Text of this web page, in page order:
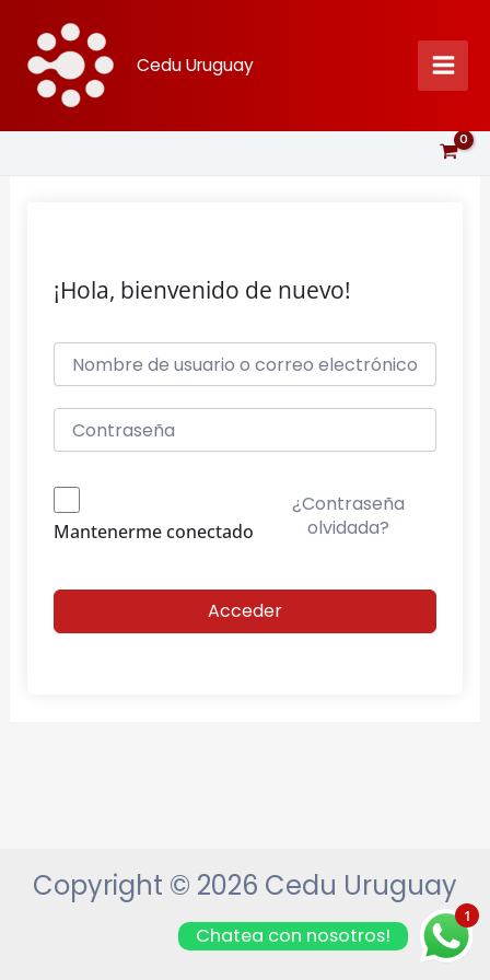
contenido
Cedu Uruguay
¡Hola, bienvenido de nuevo!
Mantenerme conectado
¿Contraseña
olvidada?
Acceder
Copyright © 2026 Cedu Uruguay
1
Chatea con nosotros!